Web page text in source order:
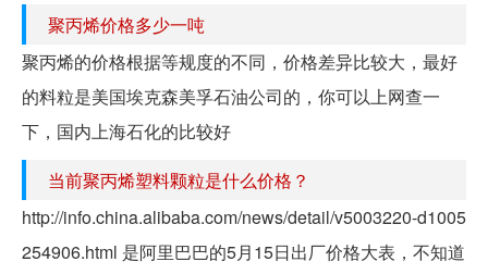
聚丙烯价格多少一吨
聚丙烯的价格根据等规度的不同，价格差异比较大，最好
的料粒是美国埃克森美孚石油公司的，你可以上网查一
下，国内上海石化的比较好
当前聚丙烯塑料颗粒是什么价格？
http://info.china.alibaba.com/news/detail/v5003220-d1005
254906.html 是阿里巴巴的5月15日出厂价格大表，不知道